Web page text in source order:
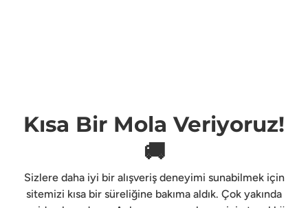
Kısa Bir Mola Veriyoruz!
🚚
Sizlere daha iyi bir alışveriş deneyimi sunabilmek için
sitemizi kısa bir süreliğine bakıma aldık. Çok yakında